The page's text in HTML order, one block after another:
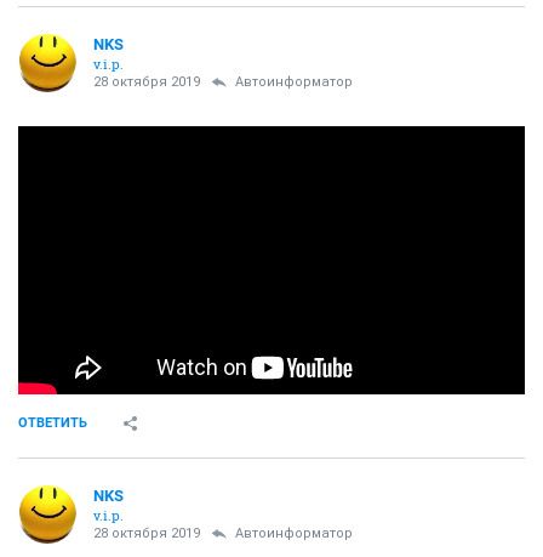
NKS
v.i.p.
28 октября 2019 Автоинформатор
ОТВЕТИТЬ
NKS
v.i.p.
28 октября 2019 Автоинформатор